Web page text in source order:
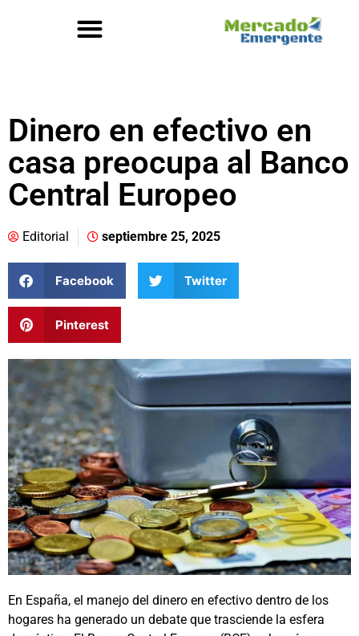
Dinero en efectivo en
casa preocupa al Banco
Central Europeo
Editorial septiembre 25, 2025
Facebook Twitter
Pinterest
En España, el manejo del dinero en efectivo dentro de los
hogares ha generado un debate que trasciende la esfera